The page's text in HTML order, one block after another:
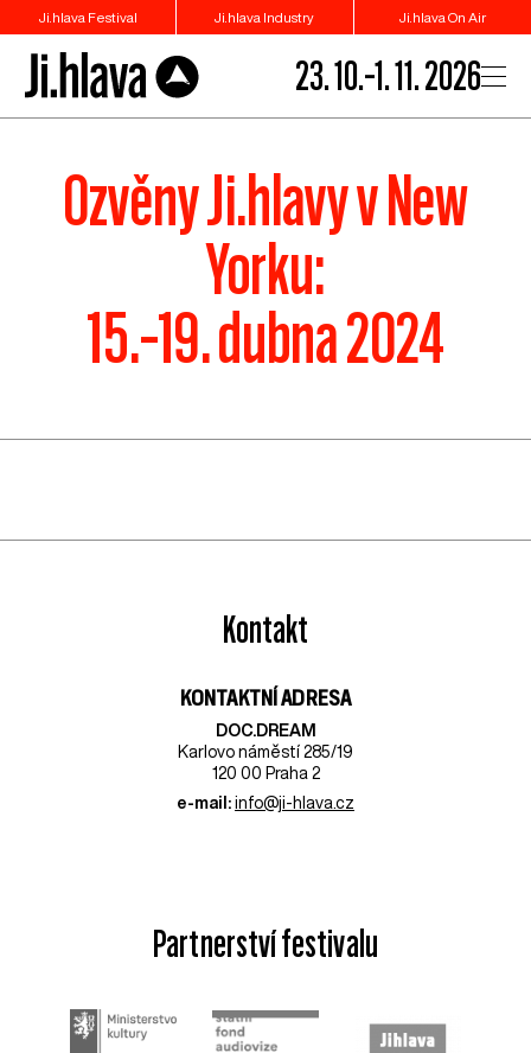
Ji.hlava Festival Ji.hlava Industry Ji.hlava On Air
23. 10.–1. 11. 2026
Ozvěny Ji.hlavy v New
Yorku:
15.–19. dubna 2024
Kontakt
KONTAKTNÍ ADRESA
DOC.DREAM​
Karlovo náměstí 285/19
120 00 Praha 2
e-mail: info@ji-hlava.cz
Partnerství festivalu